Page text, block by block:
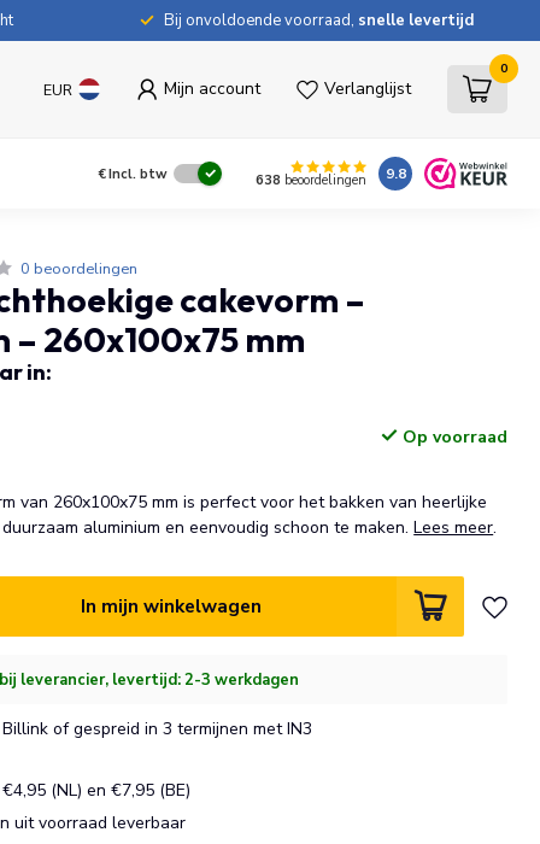
Bij onvoldoende voorraad, snelle levertijd
EUR Mijn account Verlanglijst
0
€Incl. btw 638 beoordelingen 9.8
0 beoordelingen
cakevorm –
– 260x100x75 mm
in:
Op voorraad
van 260x100x75 mm is perfect voor het bakken van heerlijke
aluminium en eenvoudig schoon te maken.Lees meer.
In mijn winkelwagen
leverancier, levertijd: 2-3 werkdagen
of gespreid in 3 termijnen met IN3
(NL) en €7,95 (BE)
uit voorraad leverbaar